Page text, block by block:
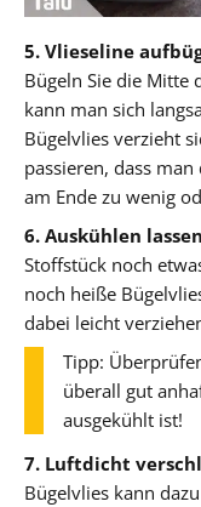
5. Vlieseline
Bügeln Sie die Mitte
kann man sich
Bügelvlies verzieht
passieren, dass
am Ende zu wenig
6. Auskühlen
Stoffstück noch
noch heiße
dabei leicht
Tipp:
überall gut
ausgekühlt ist!
7. Luftdicht
Bügelvlies kann